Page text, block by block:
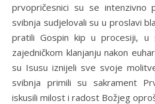
prvopričesnici su se intenzivno
svibnja sudjelovali su u proslavi
pratili Gospin kip u procesiji, u
zajedničkom klanjanju nakon
su Isusu iznijeli sve svoje
svibnja primili su sakrament
iskusili milost i radost Božjeg